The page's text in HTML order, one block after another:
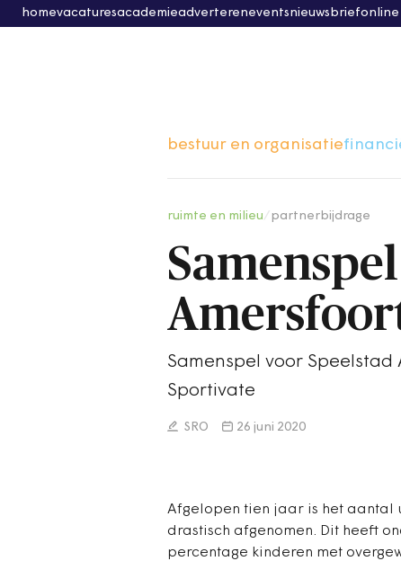
homevacaturesacademieadvertereneventsnieuwsbriefonline
bestuur en organisatie
ruimte en milieu partnerbijdrage
Samenspel voor
Sportivate
SRO 26 juni 2020
Afgelopen tien jaar is het aantal
drastisch afgenomen. Dit heeft
percentage kinderen met